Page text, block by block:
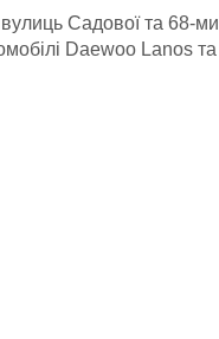
Садової та 68-ми
Daewoo Lanos та